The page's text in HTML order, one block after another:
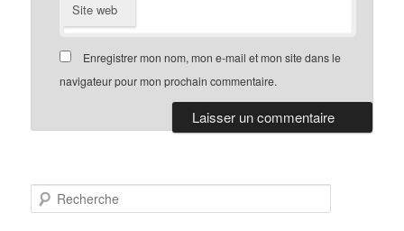
Site web
Enregistrer mon nom, mon e-mail et mon site dans le
navigateur pour mon prochain commentaire.
e